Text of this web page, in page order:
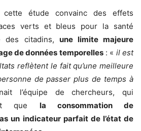
étude convainc des effets
verts et bleus pour la santé
des citadins, une limite majeure
de données temporelles: « il est
reflètent le fait qu’une meilleure
de passer plus de temps à
l’équipe de chercheurs, qui
que la consommation de
un indicateur parfait de l’état de